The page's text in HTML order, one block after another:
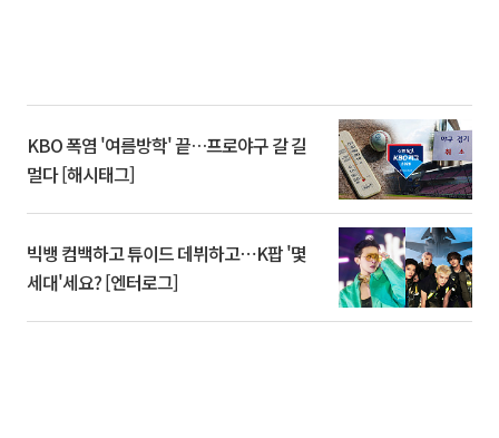
KBO 폭염 '여름방학' 끝…프로야구 갈 길
멀다 [해시태그]
빅뱅 컴백하고 튜이드 데뷔하고⋯K팝 '몇
세대'세요? [엔터로그]